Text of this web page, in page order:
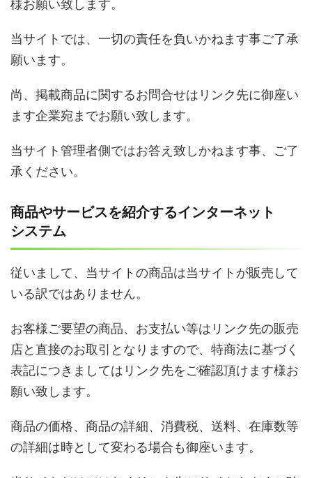
様お願い致します。
当サイトでは、一切の責任を負いかねます事ご了承
願います。
尚、掲載商品に関するお問合せはリンク先に御座い
ます企業宛までお願い致します。
当サイト管理者側ではお答え致しかねます事、ご了
承ください。
商品やサービスを紹介するインターネット
システム
従いまして、当サイトの商品は当サイトが販売して
いる訳ではありません。
お客様ご要望の商品、お支払い等はリンク先の販売
店と直接のお取引となりますので、特商法に基づく
表記につきましてはリンク先をご確認頂けます様お
願い致します。
商品の価格、商品の詳細、消費税、送料、在庫数等
の詳細は時として変わる場合も御座います。